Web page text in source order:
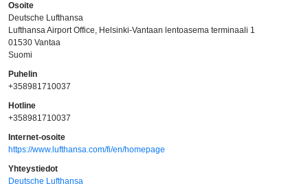
Osoite
Deutsche Lufthansa
Lufthansa Airport Office, Helsinki-Vantaan lentoasema terminaali 1
01530 Vantaa
Suomi
Puhelin
+358981710037
Hotline
+358981710037
Internet-osoite
https://www.lufthansa.com/fi/en/homepage
Yhteystiedot
Deutsche Lufthansa